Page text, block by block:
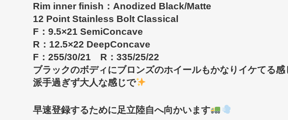
Rim inner finish：Anodized Black/Matte
12 Point Stainless Bolt Classical
F：9.5×21 SemiConcave
R：12.5×22 DeepConcave
F：255/30/21 R：335/25/22
ブラックのボディにブロンズのホイールもかなりイケてる
派手過ぎず大人な感じで
早速登録するために足立陸自へ向かいます